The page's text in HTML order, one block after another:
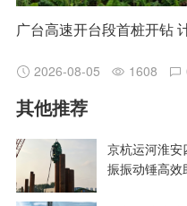
广台高速开台段首桩开钻
2026-08-05 1608
其他推荐
京杭运河淮
振振动锤高